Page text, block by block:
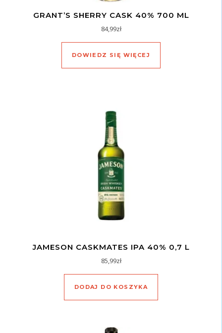
GRANT’S SHERRY CASK 40% 700 ML
84,99zł
DOWIEDZ SIĘ WIĘCEJ
JAMESON CASKMATES IPA 40% 0,7 L
85,99zł
DODAJ DO KOSZYKA